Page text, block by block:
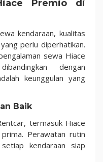
Premio di
kendaraan, kualitas
perlu diperhatikan.
sewa Hiace
dengan
keunggulan yang
Baik
termasuk Hiace
Perawatan rutin
kendaraan siap